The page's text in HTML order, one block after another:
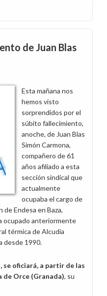
de Juan Blas
Esta mañana nos
hemos visto
sorprendidos por el
súbito fallecimiento,
anoche, de Juan Blas
Simón Carmona,
compañero de 61
años afiliado a esta
sección sindical que
actualmente
ocupaba el cargo de
Endesa en Baza,
ocupado anteriormente
térmica de Alcudia
desde 1990.
se oficiará, a partir de las
de Orce (Granada), su